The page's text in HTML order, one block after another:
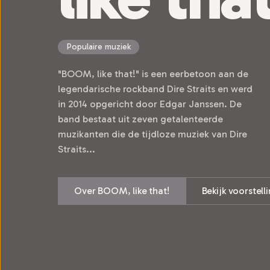
Populaire muziek
"BOOM, like that!" is een eerbetoon aan de
legendarische rockband Dire Straits en werd
in 2014 opgericht door Edgar Janssen. De
band bestaat uit zeven getalenteerde
muzikanten die de tijdloze muziek van Dire
Straits...
Over BOOM, like that! Bekijk